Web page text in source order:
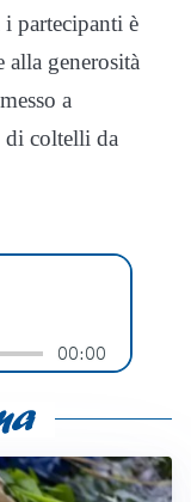
partecipanti è
alla generosità
a
di coltelli da